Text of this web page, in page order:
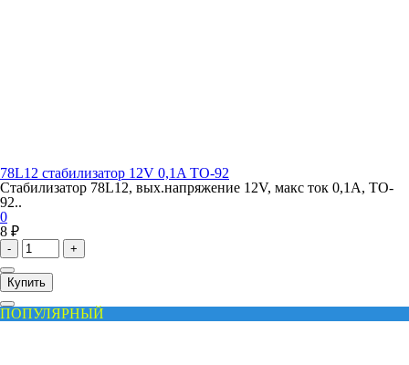
78L12 стабилизатор 12V 0,1A TO-92
Стабилизатор 78L12, вых.напряжение 12V, макс ток 0,1A, TO-
92..
0
8 ₽
- +
Купить
ПОПУЛЯРНЫЙ